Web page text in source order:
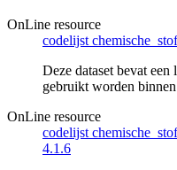
OnLine resource
codelijst
Deze dataset bevat
gebruikt worden
OnLine resource
codelijst
4.1.6